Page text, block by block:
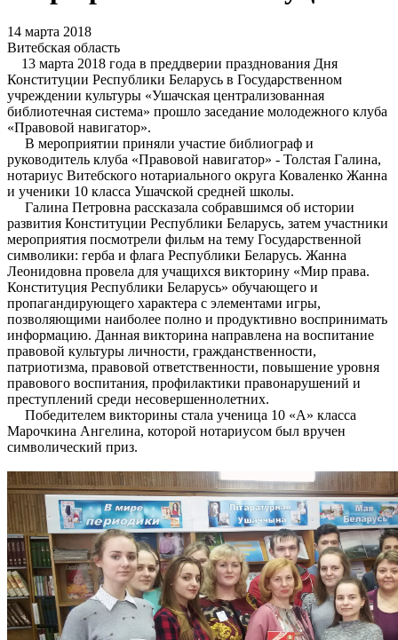
14 марта 2018
Витебская область
13 марта 2018 года в преддверии празднования Дня
Конституции Республики Беларусь в Государственном
учреждении культуры «Ушачская централизованная
библиотечная система» прошло заседание молодежного клуба
«Правовой навигатор».
В мероприятии приняли участие библиограф и
руководитель клуба «Правовой навигатор» - Толстая Галина,
нотариус Витебского нотариального округа Коваленко Жанна
и ученики 10 класса Ушачской средней школы.
Галина Петровна рассказала собравшимся об истории
развития Конституции Республики Беларусь, затем участники
мероприятия посмотрели фильм на тему Государственной
символики: герба и флага Республики Беларусь. Жанна
Леонидовна провела для учащихся викторину «Мир права.
Конституция Республики Беларусь» обучающего и
пропагандирующего характера с элементами игры,
позволяющими наиболее полно и продуктивно воспринимать
информацию. Данная викторина направлена на воспитание
правовой культуры личности, гражданственности,
патриотизма, правовой ответственности, повышение уровня
правового воспитания, профилактики правонарушений и
преступлений среди несовершеннолетних.
Победителем викторины стала ученица 10 «А» класса
Марочкина Ангелина, которой нотариусом был вручен
символический приз.